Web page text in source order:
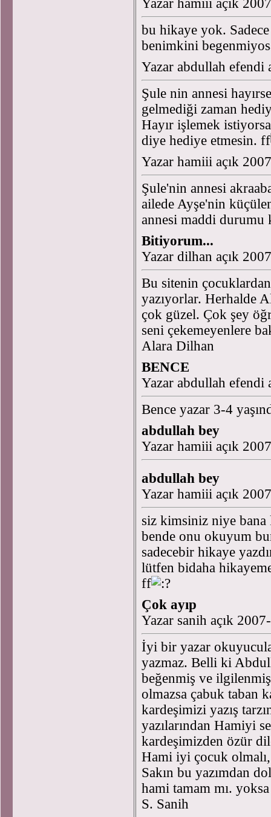
Yazar hamiii açık
bu hikaye yok.
benimkini
Yazar abdullah efendi
Şule nin annesi
gelmediği zaman
Hayır işlemek
diye hediye etmesin. ff
Yazar hamiii açık
Şule'nin annesi
ailede Ayşe'nin
annesi maddi
Bitiyorum...
Yazar dilhan açık
Bu sitenin
yazıyorlar. Herhalde
çok güzel. Çok şey
seni çekemeyenlere
Alara Dilhan
BENCE
Yazar abdullah efendi
Bence yazar 3-4
abdullah bey
Yazar hamiii açık
abdullah bey
Yazar hamiii açık
siz kimsiniz niye bana
bende onu okuyum
sadecebir hikaye
lütfen bidaha
ff
Çok ayıp
Yazar sanih açık
İyi bir yazar
yazmaz. Belli ki
beğenmiş ve
olmazsa çabuk taban
kardeşimizi yazış
yazılarından Hamiyi
kardeşimizden özür
Hami iyi çocuk
Sakın bu yazımdan
hami tamam mı.
S. Sanih